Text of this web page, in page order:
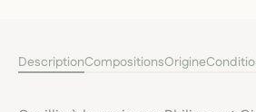
DescriptionCompositionsOrigine